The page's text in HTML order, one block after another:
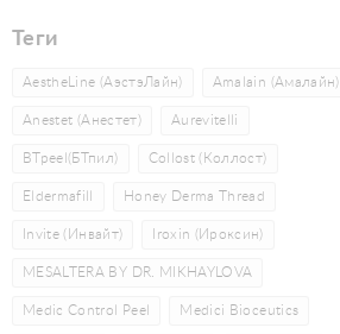
Теги
AestheLine (АэстэЛайн) Amalain (Амалайн)
Anestet (Анестет) Aurevitelli
BTpeel(БТпил) Collost (Коллост)
Eldermafill Honey Derma Thread
Invite (Инвайт) Iroxin (Ироксин)
MESALTERA BY DR. MIKHAYLOVA
Medic Control Peel Medici Bioceutics